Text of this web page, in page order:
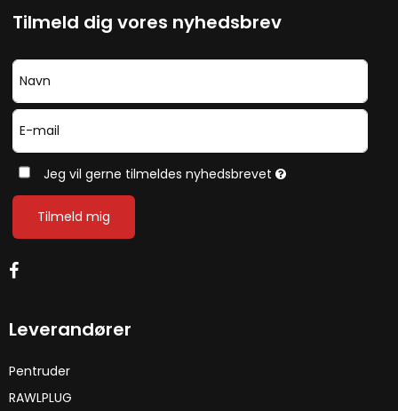
Tilmeld dig vores nyhedsbrev
Jeg vil gerne tilmeldes nyhedsbrevet
Tilmeld mig
Leverandører
Pentruder
RAWLPLUG